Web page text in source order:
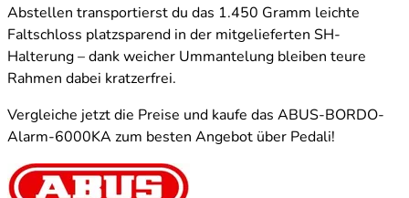
Abstellen transportierst du das 1.450 Gramm leichte
Faltschloss platzsparend in der mitgelieferten SH-
Halterung – dank weicher Ummantelung bleiben teure
Rahmen dabei kratzerfrei.
Vergleiche jetzt die Preise und kaufe das ABUS-BORDO-
Alarm-6000KA zum besten Angebot über Pedali!